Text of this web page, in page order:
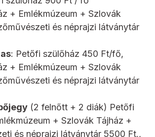
+ Emlékmúzeum + Szlovák
és néprajzi látványtár
: Petőfi szülőház 450 Ft/fő,
+ Emlékmúzeum + Szlovák
és néprajzi látványtár
(2 felnőtt + 2 diák) Petőfi
+ Szlovák Tájház +
és néprajzi látványtár 5500 Ft.,